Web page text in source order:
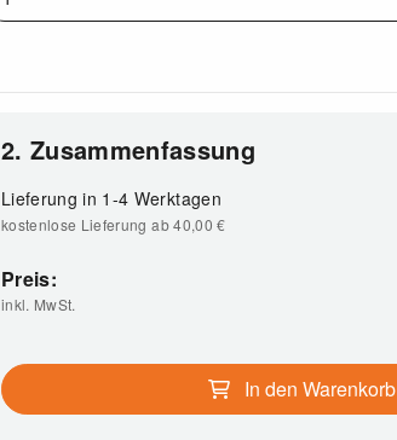
2. Zusammenfassung
Lieferung in 1-4 Werktagen
kostenlose Lieferung ab 40,00€
Preis:
inkl. MwSt.
In den Warenkorb